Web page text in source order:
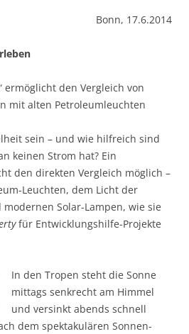
Bonn, 17.6.2014
ermöglicht den Vergleich von
mit alten Petroleumleuchten
sein – und wie hilfreich sind
keinen Strom hat? Ein
den direkten Vergleich möglich –
Leuchten, dem Licht der
Solar-Lampen, wie sie
für Entwicklungshilfe-Projekte
In den Tropen steht die Sonne
mittags senkrecht am Himmel
und versinkt abends schnell
dem spektakulären Sonnen­